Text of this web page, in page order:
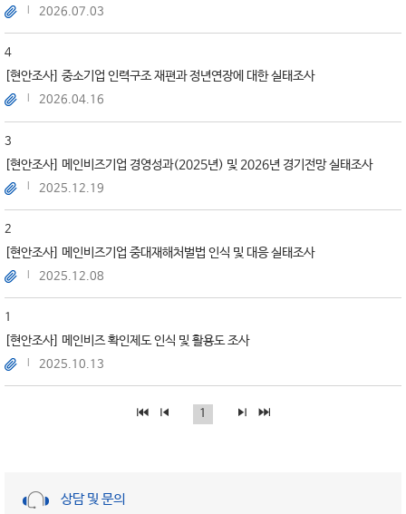
2026.07.03
4
[현안조사] 중소기업 인력구조 재편과 정년연장에 대한 실태조사
2026.04.16
3
[현안조사] 메인비즈기업 경영성과(2025년) 및 2026년 경기전망 실태조사
2025.12.19
2
[현안조사] 메인비즈기업 중대재해처벌법 인식 및 대응 실태조사
2025.12.08
1
[현안조사] 메인비즈 확인제도 인식 및 활용도 조사
2025.10.13
1
상담 및 문의